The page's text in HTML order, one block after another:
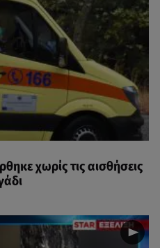
χωρίς τις αισθήσεις